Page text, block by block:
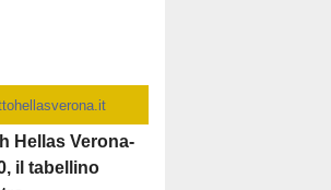
Hellas Verona-
il tabellino